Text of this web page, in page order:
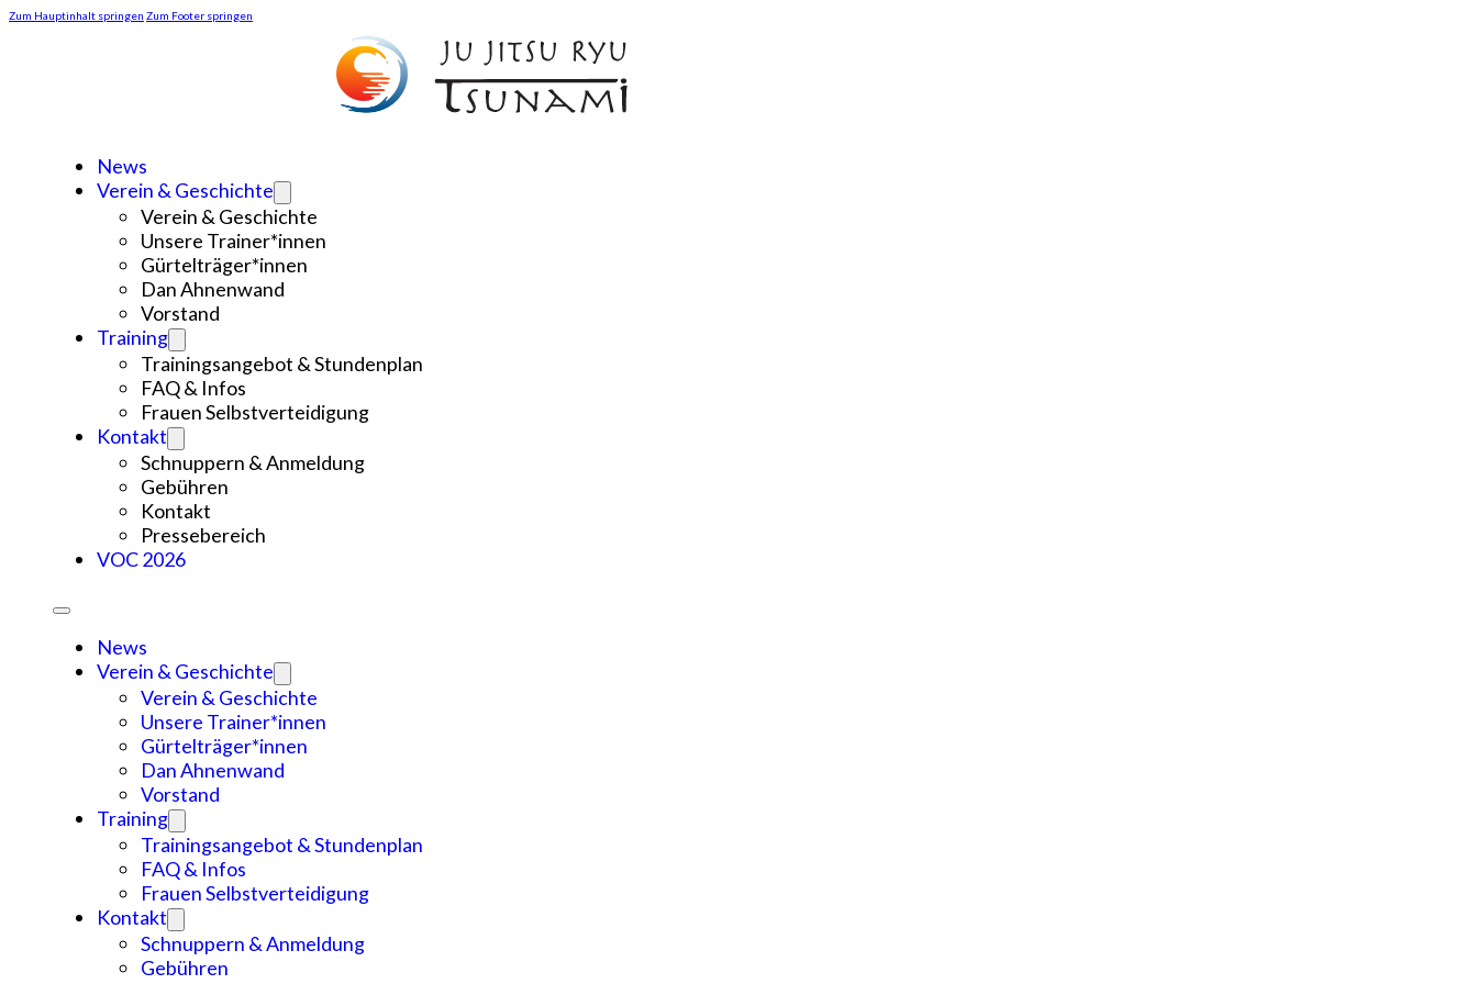
Zum Hauptinhalt springen Zum Footer springen
News
Verein & Geschichte
Verein & Geschichte
Unsere Trainer*innen
Gürtelträger*innen
Dan Ahnenwand
Vorstand
Training
Trainingsangebot & Stundenplan
FAQ & Infos
Frauen Selbstverteidigung
Kontakt
Schnuppern & Anmeldung
Gebühren
Kontakt
Pressebereich
VOC 2026
News
Verein & Geschichte
Verein & Geschichte
Unsere Trainer*innen
Gürtelträger*innen
Dan Ahnenwand
Vorstand
Training
Trainingsangebot & Stundenplan
FAQ & Infos
Frauen Selbstverteidigung
Kontakt
Schnuppern & Anmeldung
Gebühren